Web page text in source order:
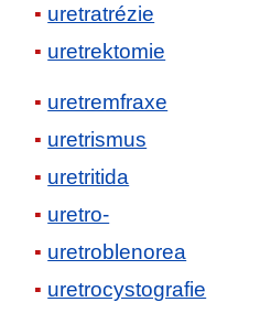
uretratrézie
uretrektomie
uretremfraxe
uretrismus
uretritida
uretro-
uretroblenorea
uretrocystografie